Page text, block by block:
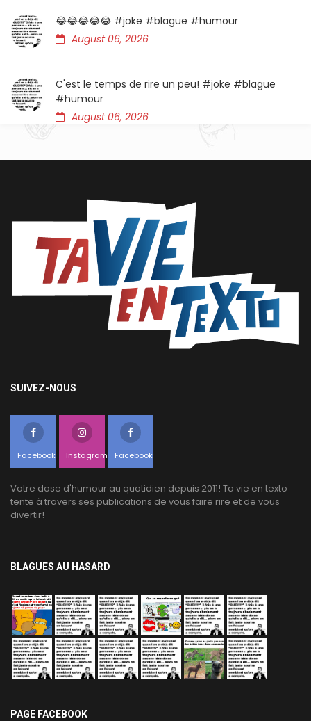
😂😂😂😂😂 #joke #blague #humour
August 06, 2026
C'est le temps de rire un peu! #joke #blague
#humour
August 06, 2026
SUIVEZ-NOUS
Facebook Instagram Facebook
Votre dose d'humour au quotidien depuis 2011! Ta vie en texto
tente à travers ses publications de vous faire rire et de vous
divertir!
BLAGUES AU HASARD
PAGE FACEBOOK